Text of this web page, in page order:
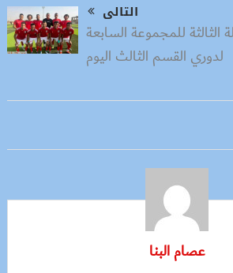
التالى
الثالثة للمجموعة السابعة
لدوري القسم الثالث اليوم
عصام البنا